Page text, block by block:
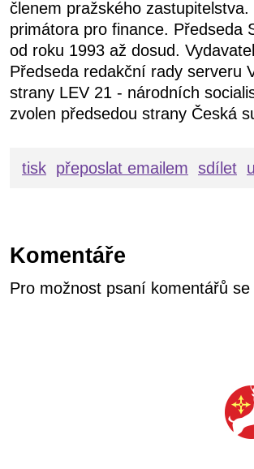
členem pražského
primátora pro finance. Předseda
od roku 1993 až dosud.
Předseda redakční rady serveru
strany LEV 21 - národních
zvolen předsedou strany Česká
tisk přeposlat emailem sdílet
Komentáře
Pro možnost psaní komentářů se